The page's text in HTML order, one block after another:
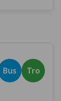
Bus Tro